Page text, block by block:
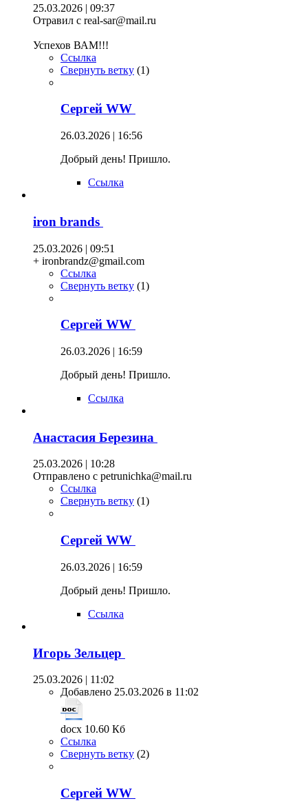
25.03.2026 | 09:37
Отравил с real-sar@mail.ru
Успехов ВАМ!!!
Ссылка
Свернуть ветку (1)
Сергей WW
26.03.2026 | 16:56
Добрый день! Пришло.
Ссылка
iron brands
25.03.2026 | 09:51
+ ironbrandz@gmail.com
Ссылка
Свернуть ветку (1)
Сергей WW
26.03.2026 | 16:59
Добрый день! Пришло.
Ссылка
Анастасия Березина
25.03.2026 | 10:28
Отправлено с petrunichka@mail.ru
Ссылка
Свернуть ветку (1)
Сергей WW
26.03.2026 | 16:59
Добрый день! Пришло.
Ссылка
Игорь Зельцер
25.03.2026 | 11:02
Добавлено 25.03.2026 в 11:02
docx 10.60 Кб
Ссылка
Свернуть ветку (2)
Сергей WW